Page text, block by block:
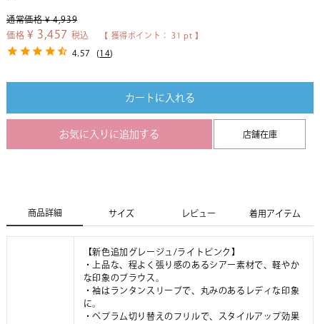
通常価格 ¥ 4,939
価格 ¥ 3,457 税込 【 獲得ポイント： 31 pt 】
4.57 (14)
カートに入れる
お気に入りに追加する 店舗在庫
商品詳細 サイズ レビュー 着用アイテム
【新色追加グレージュ/ライトピンク】
・上品な、程よく張り感のあるシアー素材で、軽やか
な印象のブラウス。
・袖はランタンスリーブで、丸みのあるレディな印象
に。
・ペプラム切り替えのフリルで、スタイルアップ効果